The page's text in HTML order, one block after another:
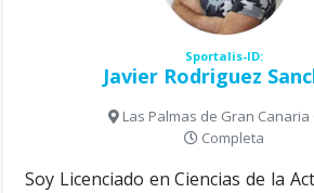
Sportalis-ID:
Javier Rodriguez
Las Palmas de Gran Canaria
Completa
Soy Licenciado en Ciencias de la